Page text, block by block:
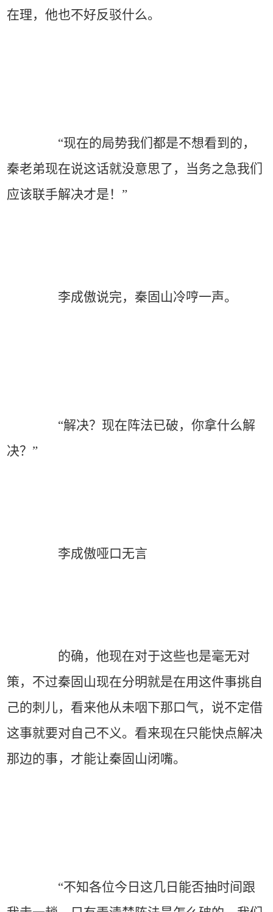
在理，他也不好反驳什么。
“现在的局势我们都是不想看到的，
秦老弟现在说这话就没意思了，当务之急我们
应该联手解决才是！”
李成傲说完，秦固山冷哼一声。
“解决？现在阵法已破，你拿什么解
决？”
李成傲哑口无言
的确，他现在对于这些也是毫无对
策，不过秦固山现在分明就是在用这件事挑自
己的刺儿，看来他从未咽下那口气，说不定借
这事就要对自己不义。看来现在只能快点解决
那边的事，才能让秦固山闭嘴。
“不知各位今日这几日能否抽时间跟